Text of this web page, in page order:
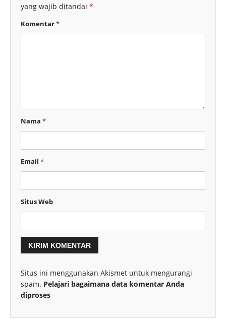
yang wajib ditandai *
Komentar*
Nama *
Email *
Situs Web
Situs ini menggunakan Akismet untuk mengurangi
spam. Pelajari bagaimana data komentar Anda
diproses